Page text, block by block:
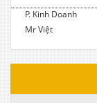
P. Kinh Doanh
Mr Việt